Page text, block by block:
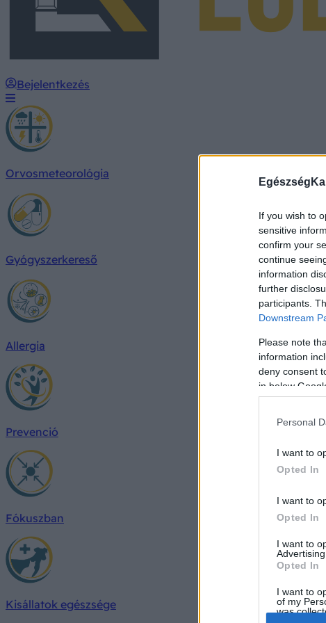
If you wish to
sensitive
confirm your
continue
information
further
participants.
Downstream
Please note
information
deny consent
in below
Personal
I want to
Opted In
I want to
Opted In
I want to
Advertising.
Opted In
I want to
of my
was
Bejelentkezés
Orvosmeteorológia
Gyógyszerkereső
Allergia
Prevenció
Fókuszban
Kisállatok egészsége